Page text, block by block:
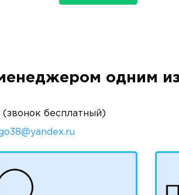
одним
(звонок бесплатный)